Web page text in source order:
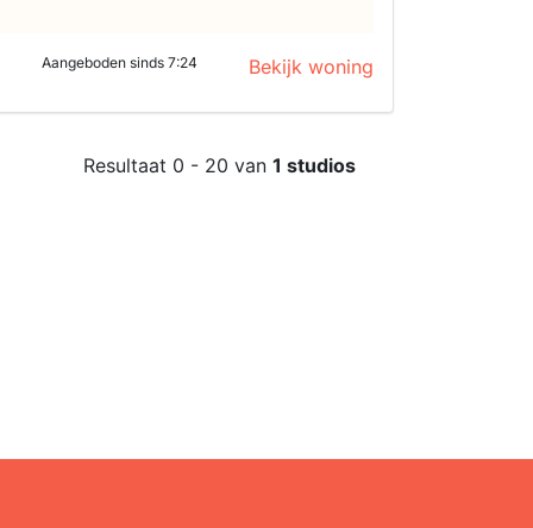
Aangeboden sinds 7:24 Bekijk woning
Resultaat 0 - 20 van 1 studios